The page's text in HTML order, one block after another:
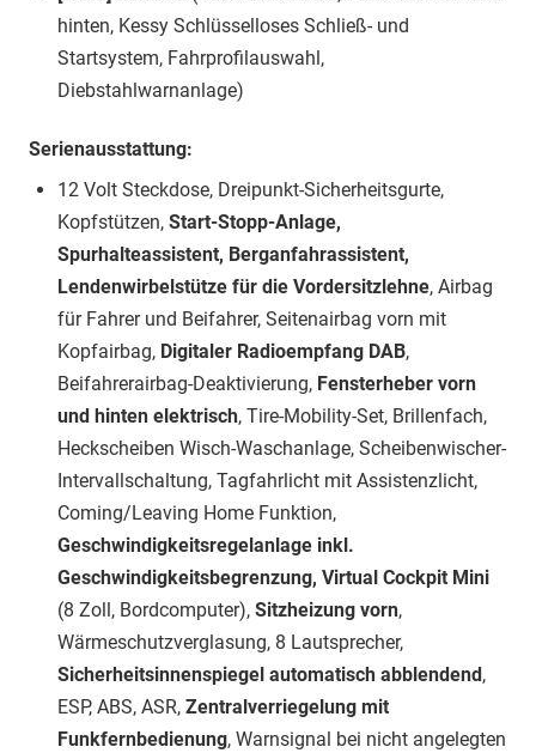
hinten, Kessy Schlüsselloses Schließ- und
Startsystem, Fahrprofilauswahl,
Diebstahlwarnanlage)
Serienausstattung:
12 Volt Steckdose, Dreipunkt-Sicherheitsgurte,
Kopfstützen, Start-Stopp-Anlage,
Spurhalteassistent, Berganfahrassistent,
Lendenwirbelstütze für die Vordersitzlehne, Airbag
für Fahrer und Beifahrer, Seitenairbag vorn mit
Kopfairbag, Digitaler Radioempfang DAB,
Beifahrerairbag-Deaktivierung, Fensterheber vorn
und hinten elektrisch, Tire-Mobility-Set, Brillenfach,
Heckscheiben Wisch-Waschanlage, Scheibenwischer-
Intervallschaltung, Tagfahrlicht mit Assistenzlicht,
Coming/Leaving Home Funktion,
Geschwindigkeitsregelanlage inkl.
Geschwindigkeitsbegrenzung, Virtual Cockpit Mini
(8 Zoll, Bordcomputer), Sitzheizung vorn,
Wärmeschutzverglasung, 8 Lautsprecher,
Sicherheitsinnenspiegel automatisch abblendend ,
ESP, ABS, ASR, Zentralverriegelung mit
Funkfernbedienung, Warnsignal bei nicht angelegten